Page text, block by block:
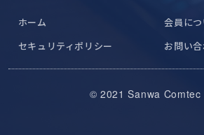
ホーム
会員に
セキュリティポリシー
お問い
© 2021 Sanwa Comtec